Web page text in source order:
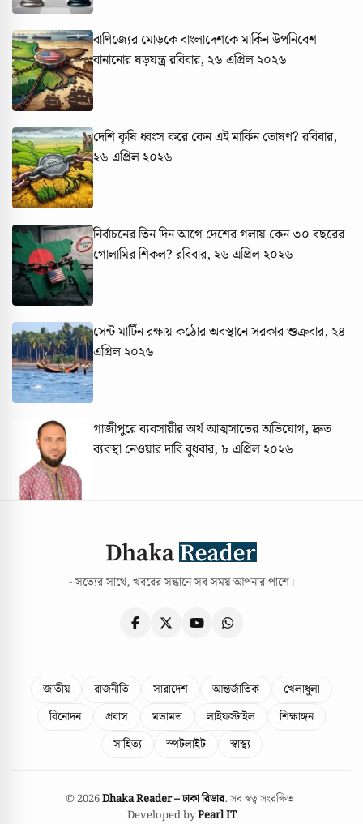
বাণিজ্যের মোড়কে বাংলাদেশকে মার্কিন উপনিবেশ
বানানোর ষড়যন্ত্ররবিবার, ২৬ এপ্রিল ২০২৬
দেশি কৃষি ধ্বংস করে কেন এই মার্কিন তোষণ? রবিবার,
২৬ এপ্রিল ২০২৬
নির্বাচনের তিন দিন আগে দেশের গলায় কেন ৩০ বছরের
গোলামির শিকল? রবিবার, ২৬ এপ্রিল ২০২৬
সেন্ট মার্টিন রক্ষায় কঠোর অবস্থানে সরকারশুক্রবার, ২৪
এপ্রিল ২০২৬
গাজীপুরে ব্যবসায়ীর অর্থ আত্মসাতের অভিযোগ, দ্রুত
ব্যবস্থা নেওয়ার দাবিবুধবার, ৮ এপ্রিল ২০২৬
- সত্যের সাথে, খবরের সন্ধানে সব সময় আপনার পাশে।
জাতীয় রাজনীতি সারাদেশ আন্তর্জাতিক
খেলাধুলা
বিনোদন
প্রবাস মতামত লাইফস্টাইল
শিক্ষাঙ্গন
সাহিত্য
স্পটলাইট স্বাস্থ্য
© 2026Dhaka Reader – ঢাকা রিডার. সব স্বত্ব সংরক্ষিত।
Developed byPearl IT